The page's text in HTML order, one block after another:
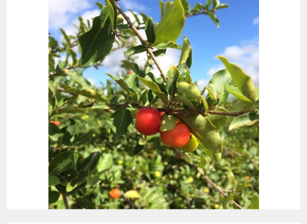
グルメ
トラベル
サッカー
PEOPLE
ビジネス
コラム